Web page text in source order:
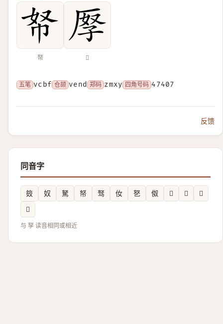
帑 𠩨
五笔 vcbf 仓颉 vend 郑码 zmxy 四角号码 47407
反馈
同音字
笯 奴 駑 帑 驽 㚢 㐐 伮 𱰾 𩢂
𲭞
𥤨
与 孥 读音相同或相近